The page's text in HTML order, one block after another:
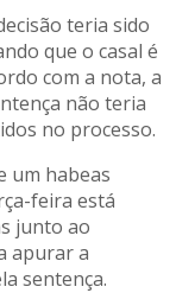
teria sido
que o casal é
com a nota, a
não teria
no processo.
um habeas
feira está
junto ao
apurar a
sentença.